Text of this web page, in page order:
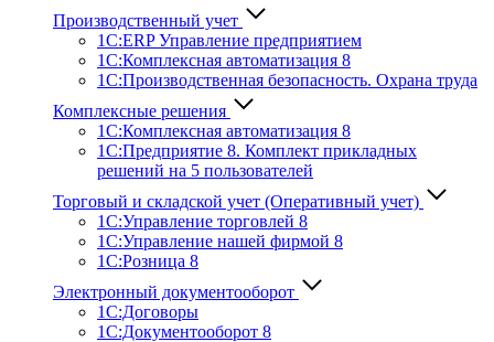
Производственный учет
1С:ERP Управление предприятием
1С:Комплексная автоматизация 8
1С:Производственная безопасность. Охрана труда
Комплексные решения
1С:Комплексная автоматизация 8
1С:Предприятие 8. Комплект прикладных
решений на 5 пользователей
Торговый и складской учет (Оперативный учет)
1С:Управление торговлей 8
1С:Управление нашей фирмой 8
1С:Розница 8
Электронный документооборот
1С:Договоры
1С:Документооборот 8